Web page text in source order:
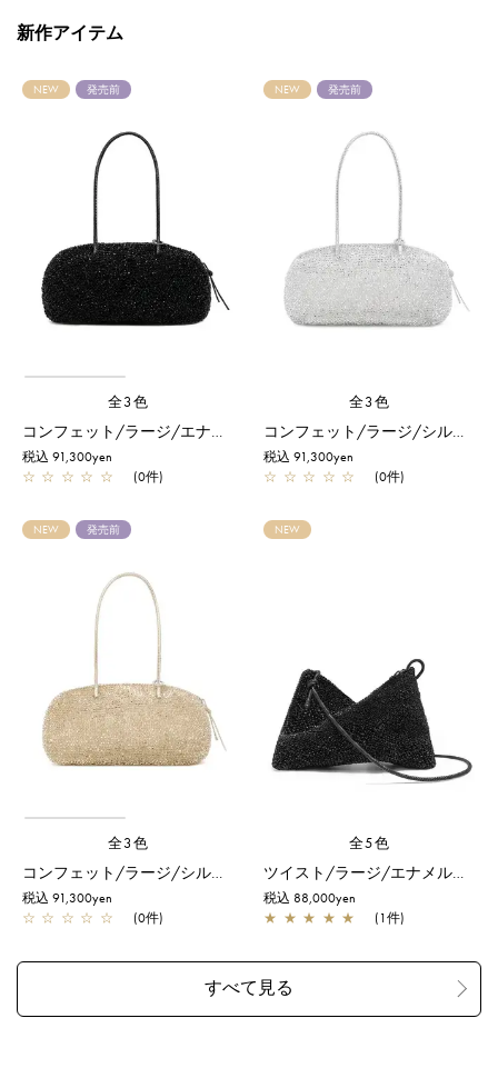
新作アイテム
NEW 発売前
全3色
コンフェット/ラージ/エナメルブラック
税込 91,300yen
☆ ☆ ☆ ☆ ☆ (0件)
NEW 発売前
全3色
コンフェット/ラージ/シルバー
税込 91,300yen
☆ ☆ ☆ ☆ ☆ (0件)
NEW 発売前
全3色
コンフェット/ラージ/シルバーゴールド
税込 91,300yen
☆ ☆ ☆ ☆ ☆ (0件)
NEW
全5色
ツイスト/ラージ/エナメルブラック
税込 88,000yen
★ ★ ★ ★ ★ (1件)